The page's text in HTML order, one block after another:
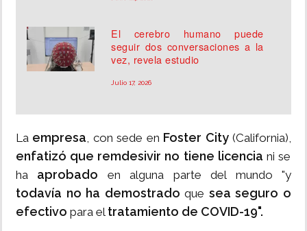
El cerebro humano puede
seguir dos conversaciones a la
vez, revela estudio
Julio 17, 2026
La empresa, con sede en Foster City(California),
enfatizó que remdesivir no tiene licencia ni se
ha aprobado en alguna parte del mundo "y
todavía no ha demostradoque sea seguro o
efectivo para el tratamiento de COVID-19".